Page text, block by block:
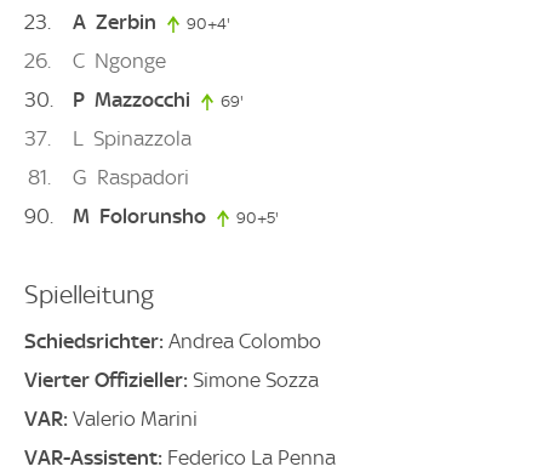
23 A Zerbin 90+4'
26 C Ngonge
30
P Mazzocchi 69'
37 L
Spinazzola
81
G Raspadori
90
M Folorunsho 90+5'
Spielleitung
Schiedsrichter: Andrea Colombo
Vierter Offizieller: Simone Sozza
VAR: Valerio Marini
VAR-Assistent: Federico La Penna